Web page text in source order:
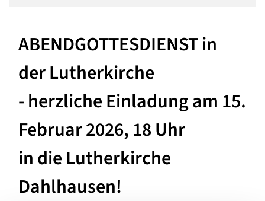
ABENDGOTTESDIENST in
der Lutherkirche
- herzliche Einladung am 15.
Februar 2026, 18 Uhr
in die Lutherkirche
Dahlhausen!